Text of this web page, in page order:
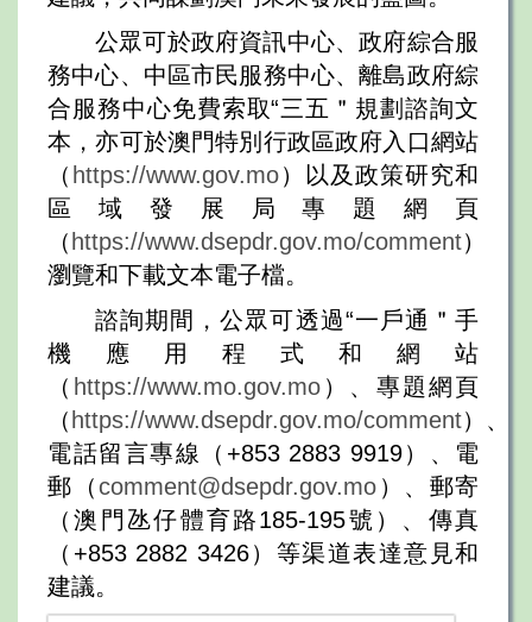
公眾可於政府資訊中心、政府綜合服
務中心、中區市民服務中心、離島政府綜
合服務中心免費索取“三五＂規劃諮詢文
本，亦可於澳門特別行政區政府入口網站
（ https://www.gov.mo）以及政策研究和
區域發展局專題網頁
（ https://www.dsepdr.gov.mo/comment）
瀏覽和下載文本電子檔。
諮詢期間，公眾可透過“一戶通＂手
機應用程式和網站
（ https://www.mo.gov.mo ）、專題網頁
（ https://www.dsepdr.gov.mo/comment）、
電話留言專線（+853 2883 9919）、電
郵（comment@dsepdr.gov.mo ）、郵寄
（澳門氹仔體育路185-195號）、傳真
（+853 2882 3426）等渠道表達意見和
建議。